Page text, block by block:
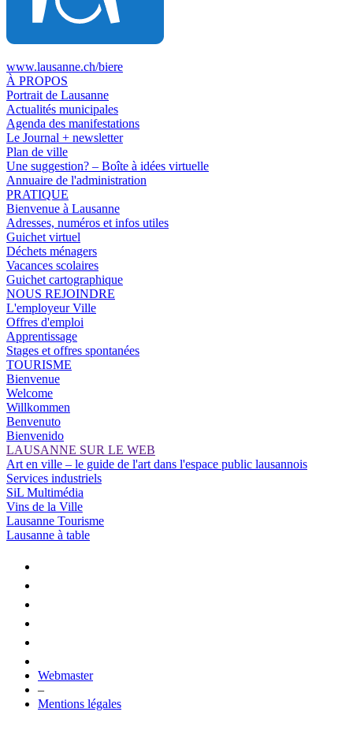
www.lausanne.ch/biere
À PROPOS
Portrait de Lausanne
Actualités municipales
Agenda des manifestations
Le Journal + newsletter
Plan de ville
Une suggestion? – Boîte à idées virtuelle
Annuaire de l'administration
PRATIQUE
Bienvenue à Lausanne
Adresses, numéros et infos utiles
Guichet virtuel
Déchets ménagers
Vacances scolaires
Guichet cartographique
NOUS REJOINDRE
L'employeur Ville
Offres d'emploi
Apprentissage
Stages et offres spontanées
TOURISME
Bienvenue
Welcome
Willkommen
Benvenuto
Bienvenido
LAUSANNE SUR LE WEB
Art en ville – le guide de l'art dans l'espace public lausannois
Services industriels
SiL Multimédia
Vins de la Ville
Lausanne Tourisme
Lausanne à table
Webmaster
–
Mentions légales